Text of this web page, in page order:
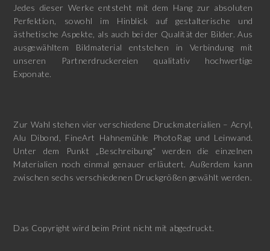
Jedes dieser Werke entsteht mit dem Hang zur absoluten
Perfektion, sowohl im Hinblick auf gestalterische und
ästhetische Aspekte, als auch bei der Qualität der Bilder. Aus
ausgewähltem Bildmaterial entstehen in Verbindung mit
unseren Partnerdruckereien qualitativ hochwertige
Exponate.
Zur Wahl stehen vier verschiedene Druckmaterialien – Acryl,
Alu Dibond, FineArt Hahnemühle PhotoRag und Leinwand.
Unter dem Punkt „Beschreibung“ werden die einzelnen
Materialien noch einmal genauer erläutert. Außerdem kann
zwischen sechs verschiedenen Druckgrößen gewählt werden.
Das Copyright wird beim Print nicht mit abgedruckt.